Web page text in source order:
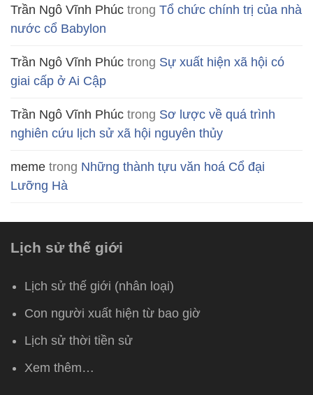
Trần Ngô Vĩnh Phúc trong Tổ chức chính trị của nhà
nước cổ Babylon
Trần Ngô Vĩnh Phúc trong Sự xuất hiện xã hội có
giai cấp ở Ai Cập
Trần Ngô Vĩnh Phúc trong Sơ lược về quá trình
nghiên cứu lịch sử xã hội nguyên thủy
meme trong Những thành tựu văn hoá Cổ đại
Lưỡng Hà
Lịch sử thế giới
Lịch sử thế giới (nhân loại)
Con người xuất hiện từ bao giờ
Lịch sử thời tiền sử
Xem thêm…